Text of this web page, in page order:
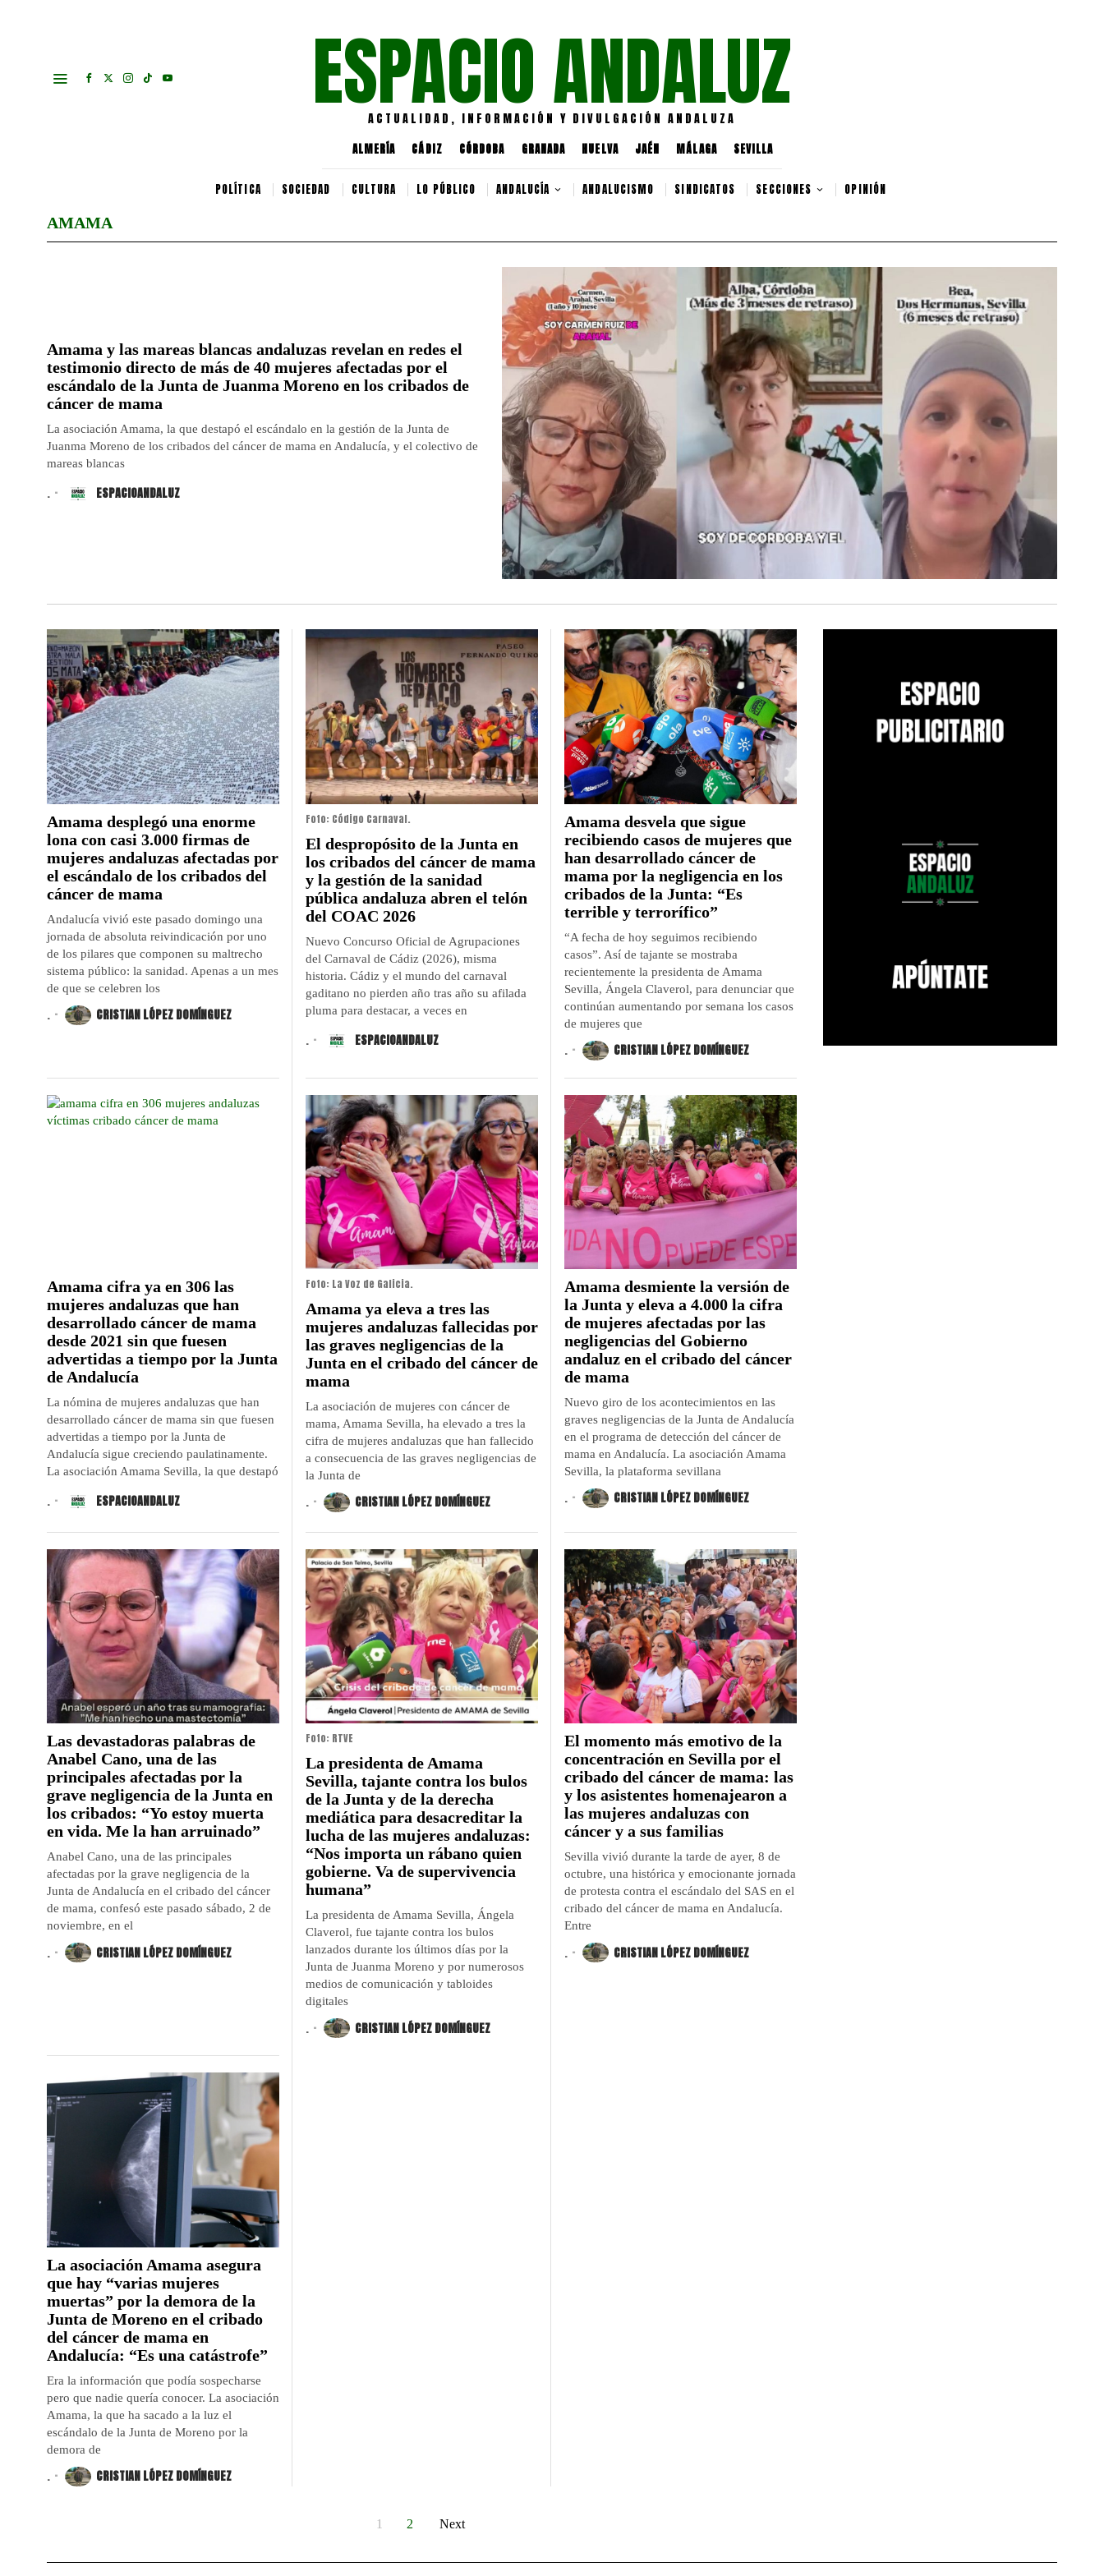
ESPACIO ANDALUZ
ACTUALIDAD, INFORMACIÓN Y DIVULGACIÓN ANDALUZA
ALMERÍA CÁDIZ CÓRDOBA GRANADA HUELVA JAÉN MÁLAGA SEVILLA
POLÍTICA SOCIEDAD CULTURA LO PÚBLICO ANDALUCÍA ANDALUCISMO SINDICATOS SECCIONES OPINIÓN
AMAMA
Amama y las mareas blancas andaluzas revelan en redes el
testimonio directo de más de 40 mujeres afectadas por el
escándalo de la Junta de Juanma Moreno en los cribados de
cáncer de mama
La asociación Amama, la que destapó el escándalo en la gestión de la Junta de
Juanma Moreno de los cribados del cáncer de mama en Andalucía, y el colectivo de
mareas blancas
. ESPACIOANDALUZ
Amama desplegó una enorme
lona con casi 3.000 firmas de
mujeres andaluzas afectadas por
el escándalo de los cribados del
cáncer de mama
Andalucía vivió este pasado domingo una
jornada de absoluta reivindicación por uno
de los pilares que componen su maltrecho
sistema público: la sanidad. Apenas a un mes
de que se celebren los
. CRISTIAN LÓPEZ DOMÍNGUEZ
Foto: Código Carnaval.
El despropósito de la Junta en
los cribados del cáncer de mama
y la gestión de la sanidad
pública andaluza abren el telón
del COAC 2026
Nuevo Concurso Oficial de Agrupaciones
del Carnaval de Cádiz (2026), misma
historia. Cádiz y el mundo del carnaval
gaditano no pierden año tras año su afilada
pluma para destacar, a veces en
. ESPACIOANDALUZ
Amama desvela que sigue
recibiendo casos de mujeres que
han desarrollado cáncer de
mama por la negligencia en los
cribados de la Junta: “Es
terrible y terrorífico”
“A fecha de hoy seguimos recibiendo
casos”. Así de tajante se mostraba
recientemente la presidenta de Amama
Sevilla, Ángela Claverol, para denunciar que
continúan aumentando por semana los casos
de mujeres que
. CRISTIAN LÓPEZ DOMÍNGUEZ
Amama cifra ya en 306 las
mujeres andaluzas que han
desarrollado cáncer de mama
desde 2021 sin que fuesen
advertidas a tiempo por la Junta
de Andalucía
La nómina de mujeres andaluzas que han
desarrollado cáncer de mama sin que fuesen
advertidas a tiempo por la Junta de
Andalucía sigue creciendo paulatinamente.
La asociación Amama Sevilla, la que destapó
. ESPACIOANDALUZ
Foto: La Voz de Galicia.
Amama ya eleva a tres las
mujeres andaluzas fallecidas por
las graves negligencias de la
Junta en el cribado del cáncer de
mama
La asociación de mujeres con cáncer de
mama, Amama Sevilla, ha elevado a tres la
cifra de mujeres andaluzas que han fallecido
a consecuencia de las graves negligencias de
la Junta de
. CRISTIAN LÓPEZ DOMÍNGUEZ
Amama desmiente la versión de
la Junta y eleva a 4.000 la cifra
de mujeres afectadas por las
negligencias del Gobierno
andaluz en el cribado del cáncer
de mama
Nuevo giro de los acontecimientos en las
graves negligencias de la Junta de Andalucía
en el programa de detección del cáncer de
mama en Andalucía. La asociación Amama
Sevilla, la plataforma sevillana
. CRISTIAN LÓPEZ DOMÍNGUEZ
Las devastadoras palabras de
Anabel Cano, una de las
principales afectadas por la
grave negligencia de la Junta en
los cribados: “Yo estoy muerta
en vida. Me la han arruinado”
Anabel Cano, una de las principales
afectadas por la grave negligencia de la
Junta de Andalucía en el cribado del cáncer
de mama, confesó este pasado sábado, 2 de
noviembre, en el
. CRISTIAN LÓPEZ DOMÍNGUEZ
Foto: RTVE
La presidenta de Amama
Sevilla, tajante contra los bulos
de la Junta y de la derecha
mediática para desacreditar la
lucha de las mujeres andaluzas:
“Nos importa un rábano quien
gobierne. Va de supervivencia
humana”
La presidenta de Amama Sevilla, Ángela
Claverol, fue tajante contra los bulos
lanzados durante los últimos días por la
Junta de Juanma Moreno y por numerosos
medios de comunicación y tabloides
digitales
. CRISTIAN LÓPEZ DOMÍNGUEZ
El momento más emotivo de la
concentración en Sevilla por el
cribado del cáncer de mama: las
y los asistentes homenajearon a
las mujeres andaluzas con
cáncer y a sus familias
Sevilla vivió durante la tarde de ayer, 8 de
octubre, una histórica y emocionante jornada
de protesta contra el escándalo del SAS en el
cribado del cáncer de mama en Andalucía.
Entre
. CRISTIAN LÓPEZ DOMÍNGUEZ
La asociación Amama asegura
que hay “varias mujeres
muertas” por la demora de la
Junta de Moreno en el cribado
del cáncer de mama en
Andalucía: “Es una catástrofe”
Era la información que podía sospecharse
pero que nadie quería conocer. La asociación
Amama, la que ha sacado a la luz el
escándalo de la Junta de Moreno por la
demora de
. CRISTIAN LÓPEZ DOMÍNGUEZ
1 2 Next